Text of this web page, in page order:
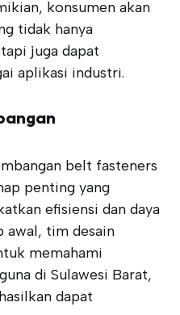
konsumen akan
tidak hanya
juga dapat
aplikasi industri.
belt fasteners
penting yang
efisiensi dan daya
awal, tim desain
memahami
di Sulawesi Barat,
dapat